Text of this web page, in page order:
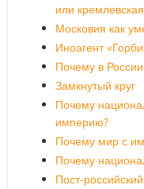
или
Московия как
Иноагент
Почему в
Замкнутый круг
Почему
империю?
Почему мир с
Почему
Пост-